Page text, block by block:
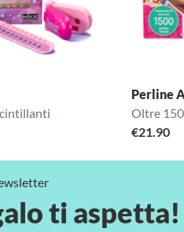
Perline
Oltre
€21.90
ti